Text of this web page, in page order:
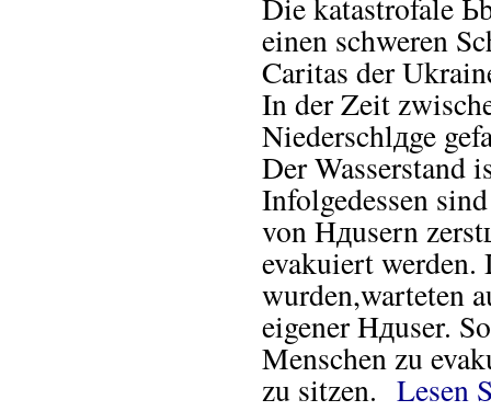
Die katastrofale
einen schweren
Caritas der
In der Zeit
Niederschlдge
Der Wasserstand
Infolgedessen
von Hдusern
evakuiert
wurden,warteten
eigener Hдuser.
Menschen zu
zu sitzen. Lesen